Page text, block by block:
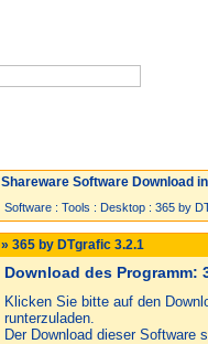
Shareware Software Download
Software : Tools : Desktop : 365 by
» 365 by DTgrafic 3.2.1
Download des Programm:
Klicken Sie bitte auf den
runterzuladen.
Der Download dieser Software